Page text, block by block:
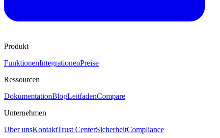
Produkt
FunktionenIntegrationenPreise
Ressourcen
DokumentationBlogLeitfadenCompare
Unternehmen
Uber unsKontaktTrust CenterSicherheitCompliance